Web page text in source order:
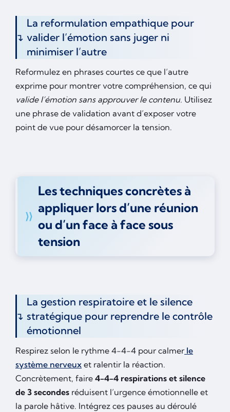
La reformulation empathique pour
valider l’émotion sans juger ni
minimiser l’autre
Reformulez en phrases courtes ce que l’autre
exprime pour montrer votre compréhension, ce qui
valide l’émotion sans approuver le contenu. Utilisez
une phrase de validation avant d’exposer votre
point de vue pour désamorcer la tension.
Les techniques concrètes à
appliquer lors d’une réunion
ou d’un face à face sous
tension
La gestion respiratoire et le silence
stratégique pour reprendre le contrôle
émotionnel
Respirez selon le rythme 4-4-4 pour calmer le
système nerveux et ralentir la réaction.
Concrètement, faire 4-4-4 respirations et silence
de 3 secondes réduisent l’urgence émotionnelle et
la parole hâtive. Intégrez ces pauses au déroulé